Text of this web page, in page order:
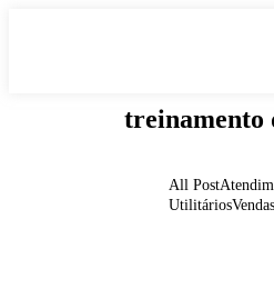
treinamento
All Post
UtilitáriosVendas